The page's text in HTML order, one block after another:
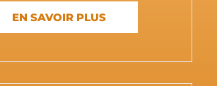
EN SAVOIR PLUS